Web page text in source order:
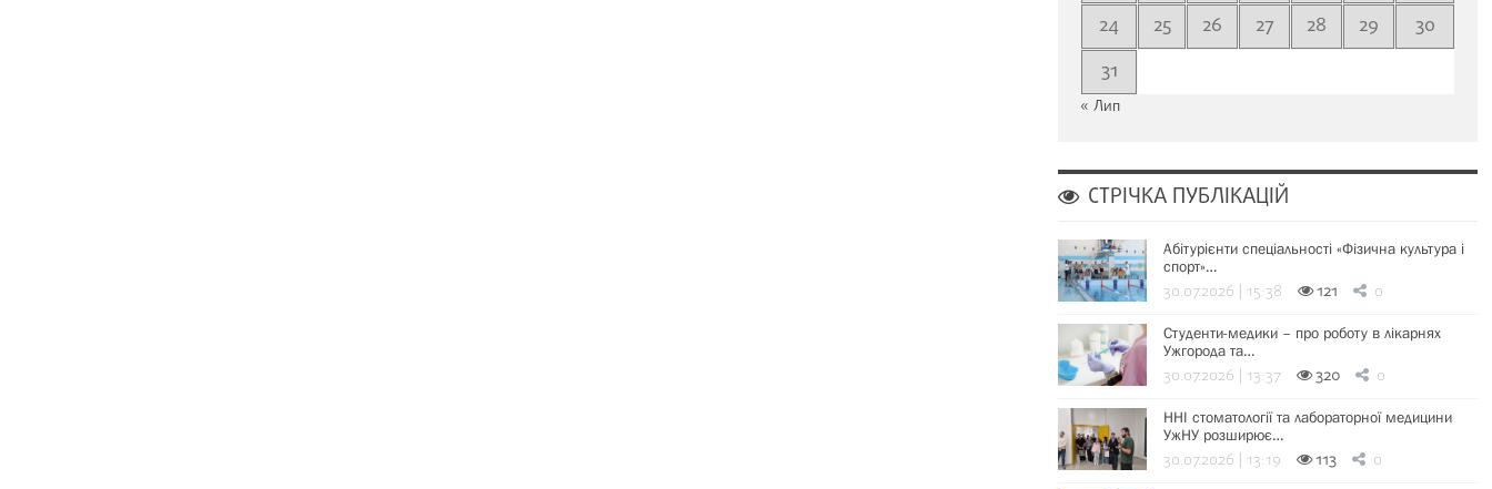
24
25 26 27 28 29
30
31
« Лип
СТРІЧКА ПУБЛІКАЦІЙ
Абітурієнти спеціальності «Фізична культура і
спорт»…
30.07.2026 | 15:38 121 0
Студенти-медики – про роботу в лікарнях
Ужгорода та…
30.07.2026 | 13:37 320 0
ННІ стоматології та лабораторної медицини
УжНУ розширює…
30.07.2026 | 13:19 113 0